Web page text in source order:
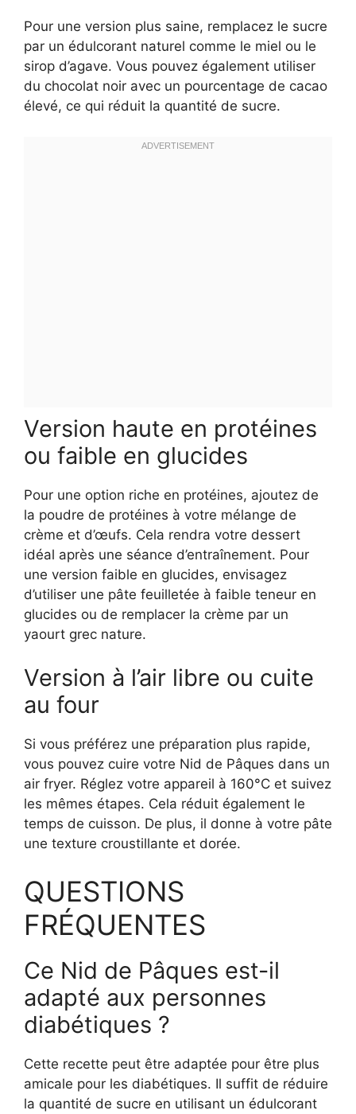
Pour une version plus saine, remplacez le sucre
par un édulcorant naturel comme le miel ou le
sirop d’agave. Vous pouvez également utiliser
du chocolat noir avec un pourcentage de cacao
élevé, ce qui réduit la quantité de sucre.
Version haute en protéines
ou faible en glucides
Pour une option riche en protéines, ajoutez de
la poudre de protéines à votre mélange de
crème et d’œufs. Cela rendra votre dessert
idéal après une séance d’entraînement. Pour
une version faible en glucides, envisagez
d’utiliser une pâte feuilletée à faible teneur en
glucides ou de remplacer la crème par un
yaourt grec nature.
Version à l’air libre ou cuite
au four
Si vous préférez une préparation plus rapide,
vous pouvez cuire votre Nid de Pâques dans un
air fryer. Réglez votre appareil à 160°C et suivez
les mêmes étapes. Cela réduit également le
temps de cuisson. De plus, il donne à votre pâte
une texture croustillante et dorée.
QUESTIONS
FRÉQUENTES
Ce Nid de Pâques est-il
adapté aux personnes
diabétiques ?
Cette recette peut être adaptée pour être plus
amicale pour les diabétiques. Il suffit de réduire
la quantité de sucre en utilisant un édulcorant